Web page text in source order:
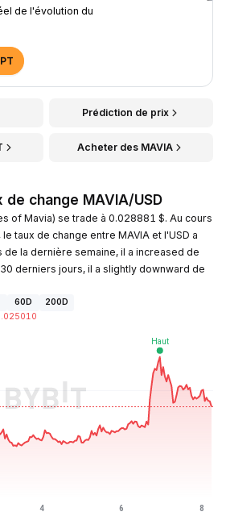
de l'évolution du
Prédiction de prix
Acheter des MAVIA
de change MAVIA/USD
of Mavia) se trade à 0.028881 $. Au cours
taux de change entre MAVIA et l'USD a
de la dernière semaine, il a increased de
derniers jours, il a slightly downward de
60D
200D
08, 06:07 GMT+0